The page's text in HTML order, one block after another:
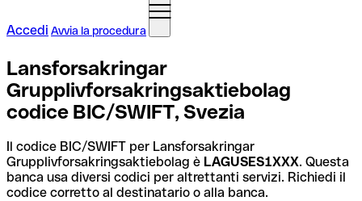
Accedi Avvia la procedura
Lansforsakringar
Grupplivforsakringsaktiebolag
codice BIC/SWIFT, Svezia
Il codice BIC/SWIFT per Lansforsakringar
Grupplivforsakringsaktiebolag è LAGUSES1XXX. Questa
banca usa diversi codici per altrettanti servizi. Richiedi il
codice corretto al destinatario o alla banca.